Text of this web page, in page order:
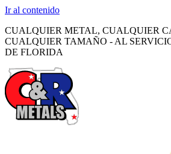
Ir al contenido
CUALQUIER METAL, CUALQUIER
CUALQUIER TAMAÑO - AL
DE FLORIDA